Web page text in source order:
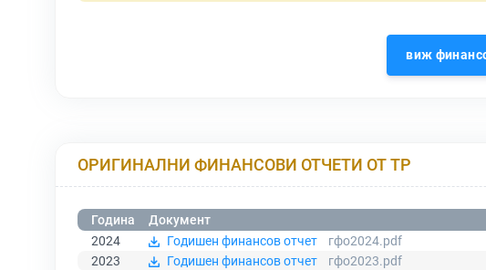
виж
ОРИГИНАЛНИ ФИНАНСОВИ ОТЧЕТИ ОТ ТР
Година
Документ
2024
Годишен финансов отчет
гфо2024.pdf
2023
Годишен финансов отчет
гфо2023.pdf